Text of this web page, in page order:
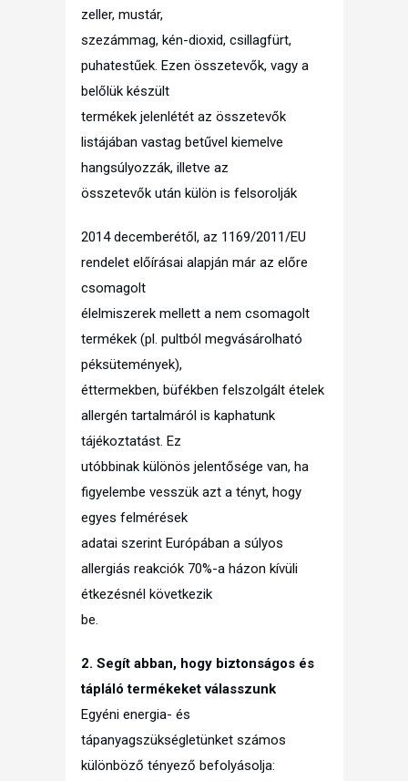
zeller, mustár,
szezámmag, kén-dioxid, csillagfürt,
puhatestűek. Ezen összetevők, vagy a
belőlük készült
termékek jelenlétét az összetevők
listájában vastag betűvel kiemelve
hangsúlyozzák, illetve az
összetevők után külön is felsorolják
2014 decemberétől, az 1169/2011/EU
rendelet előírásai alapján már az előre
csomagolt
élelmiszerek mellett a nem csomagolt
termékek (pl. pultból megvásárolható
péksütemények),
éttermekben, büfékben felszolgált ételek
allergén tartalmáról is kaphatunk
tájékoztatást. Ez
utóbbinak különös jelentősége van, ha
figyelembe vesszük azt a tényt, hogy
egyes felmérések
adatai szerint Európában a súlyos
allergiás reakciók 70%-a házon kívüli
étkezésnél következik
be.
2. Segít abban, hogy biztonságos és
tápláló termékeket válasszunk
Egyéni energia- és
tápanyagszükségletünket számos
különböző tényező befolyásolja: